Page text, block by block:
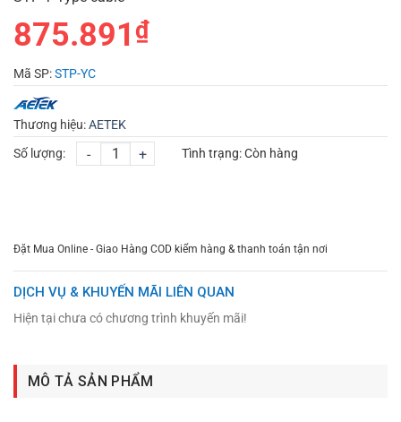
875.891 ₫
Mã SP:STP-YC
Thương hiệu:AETEK
Số lượng:
- + Tình trạng:Còn hàng
Đặt Mua Online - Giao Hàng COD kiểm hàng & thanh toán tận nơi
DỊCH VỤ & KHUYẾN MÃI LIÊN QUAN
Hiện tại chưa có chương trình khuyến mãi!
MÔ TẢ SẢN PHẨM